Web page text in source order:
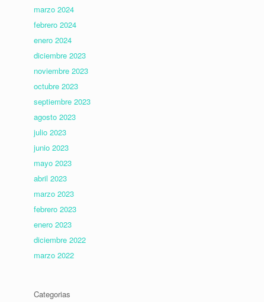
marzo 2024
febrero 2024
enero 2024
diciembre 2023
noviembre 2023
octubre 2023
septiembre 2023
agosto 2023
julio 2023
junio 2023
mayo 2023
abril 2023
marzo 2023
febrero 2023
enero 2023
diciembre 2022
marzo 2022
Categorias